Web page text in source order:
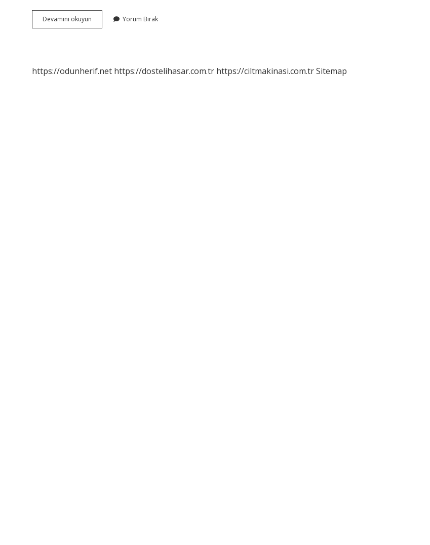
Devamını okuyun
Oturum
Türü
Yorum Bırak
https://odunherif.net https://dostelihasar.com.tr https://ciltmakinasi.com.trSitemap